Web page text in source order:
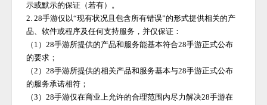
示或默示的保证（若有）。
2.28手游仅以“现有状况且包含所有错误”的形式提供相关的产
品、软件或程序及任何支持服务，并仅保证：
（ 1）28手游所提供的产品和服务能基本符合28手游正式公布
的要求；
（2）28手游所提供的相关产品和服务基本与28手游正式公布
的服务承诺相符；
（3）28手游仅在商业上允许的合理范围内尽力解决28手游在